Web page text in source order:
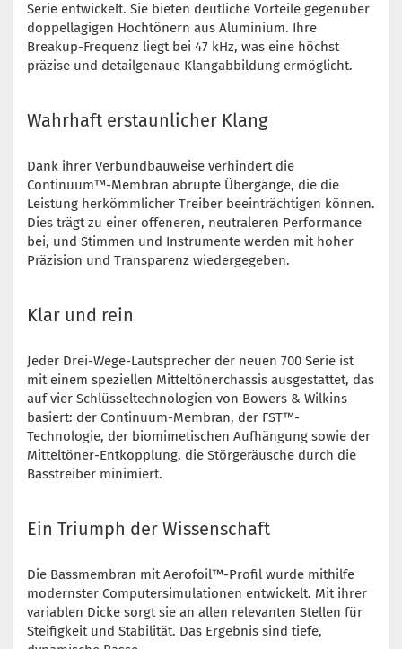
Serie entwickelt. Sie bieten deutliche Vorteile gegenüber
doppellagigen Hochtönern aus Aluminium. Ihre
Breakup-Frequenz liegt bei 47 kHz, was eine höchst
präzise und detailgenaue Klangabbildung ermöglicht.
Wahrhaft erstaunlicher Klang
Dank ihrer Verbundbauweise verhindert die
Continuum™-Membran abrupte Übergänge, die die
Leistung herkömmlicher Treiber beeinträchtigen können.
Dies trägt zu einer offeneren, neutraleren Performance
bei, und Stimmen und Instrumente werden mit hoher
Präzision und Transparenz wiedergegeben.
Klar und rein
Jeder Drei-Wege-Lautsprecher der neuen 700 Serie ist
mit einem speziellen Mitteltönerchassis ausgestattet, das
auf vier Schlüsseltechnologien von Bowers & Wilkins
basiert: der Continuum-Membran, der FST™-
Technologie, der biomimetischen Aufhängung sowie der
Mitteltöner-Entkopplung, die Störgeräusche durch die
Basstreiber minimiert.
Ein Triumph der Wissenschaft
Die Bassmembran mit Aerofoil™-Profil wurde mithilfe
modernster Computersimulationen entwickelt. Mit ihrer
variablen Dicke sorgt sie an allen relevanten Stellen für
Steifigkeit und Stabilität. Das Ergebnis sind tiefe,